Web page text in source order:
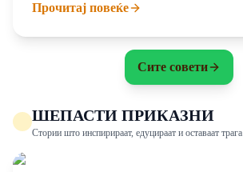
Прочитај повеќе
Сите совети
ШЕПАСТИ ПРИКАЗНИ
Стории што инспирираат, едуцираат и оставаат трага